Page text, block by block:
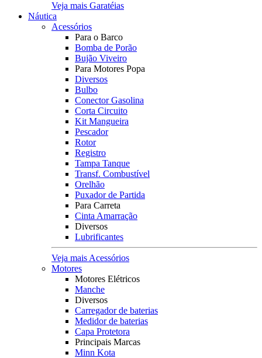
Veja mais Garatéias
Náutica
Acessórios
Para o Barco
Bomba de Porão
Bujão Viveiro
Para Motores Popa
Diversos
Bulbo
Conector Gasolina
Corta Circuito
Kit Mangueira
Pescador
Rotor
Registro
Tampa Tanque
Transf. Combustível
Orelhão
Puxador de Partida
Para Carreta
Cinta Amarração
Diversos
Lubrificantes
Veja mais Acessórios
Motores
Motores Elétricos
Manche
Diversos
Carregador de baterias
Medidor de baterias
Capa Protetora
Principais Marcas
Minn Kota